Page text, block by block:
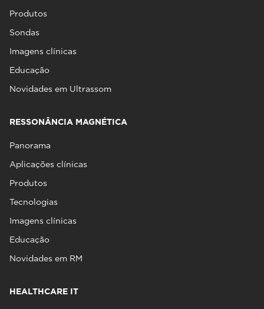
Produtos
Sondas
Imagens clínicas
Educação
Novidades em Ultrassom
RESSONÂNCIA MAGNÉTICA
Panorama
Aplicações clínicas
Produtos
Tecnologias
Imagens clínicas
Educação
Novidades em RM
HEALTHCARE IT